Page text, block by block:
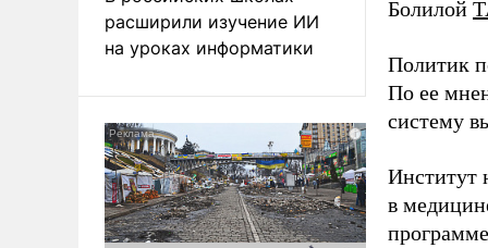
расширили изучение ИИ
на уроках информатики
Болилой
Политик
По ее
систему
Институт
в